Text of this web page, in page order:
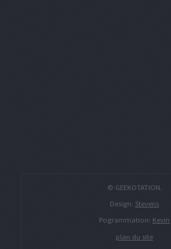
© GEEKOTATION.
Design: Stevens
Pogrammation: Kevin
plan du site